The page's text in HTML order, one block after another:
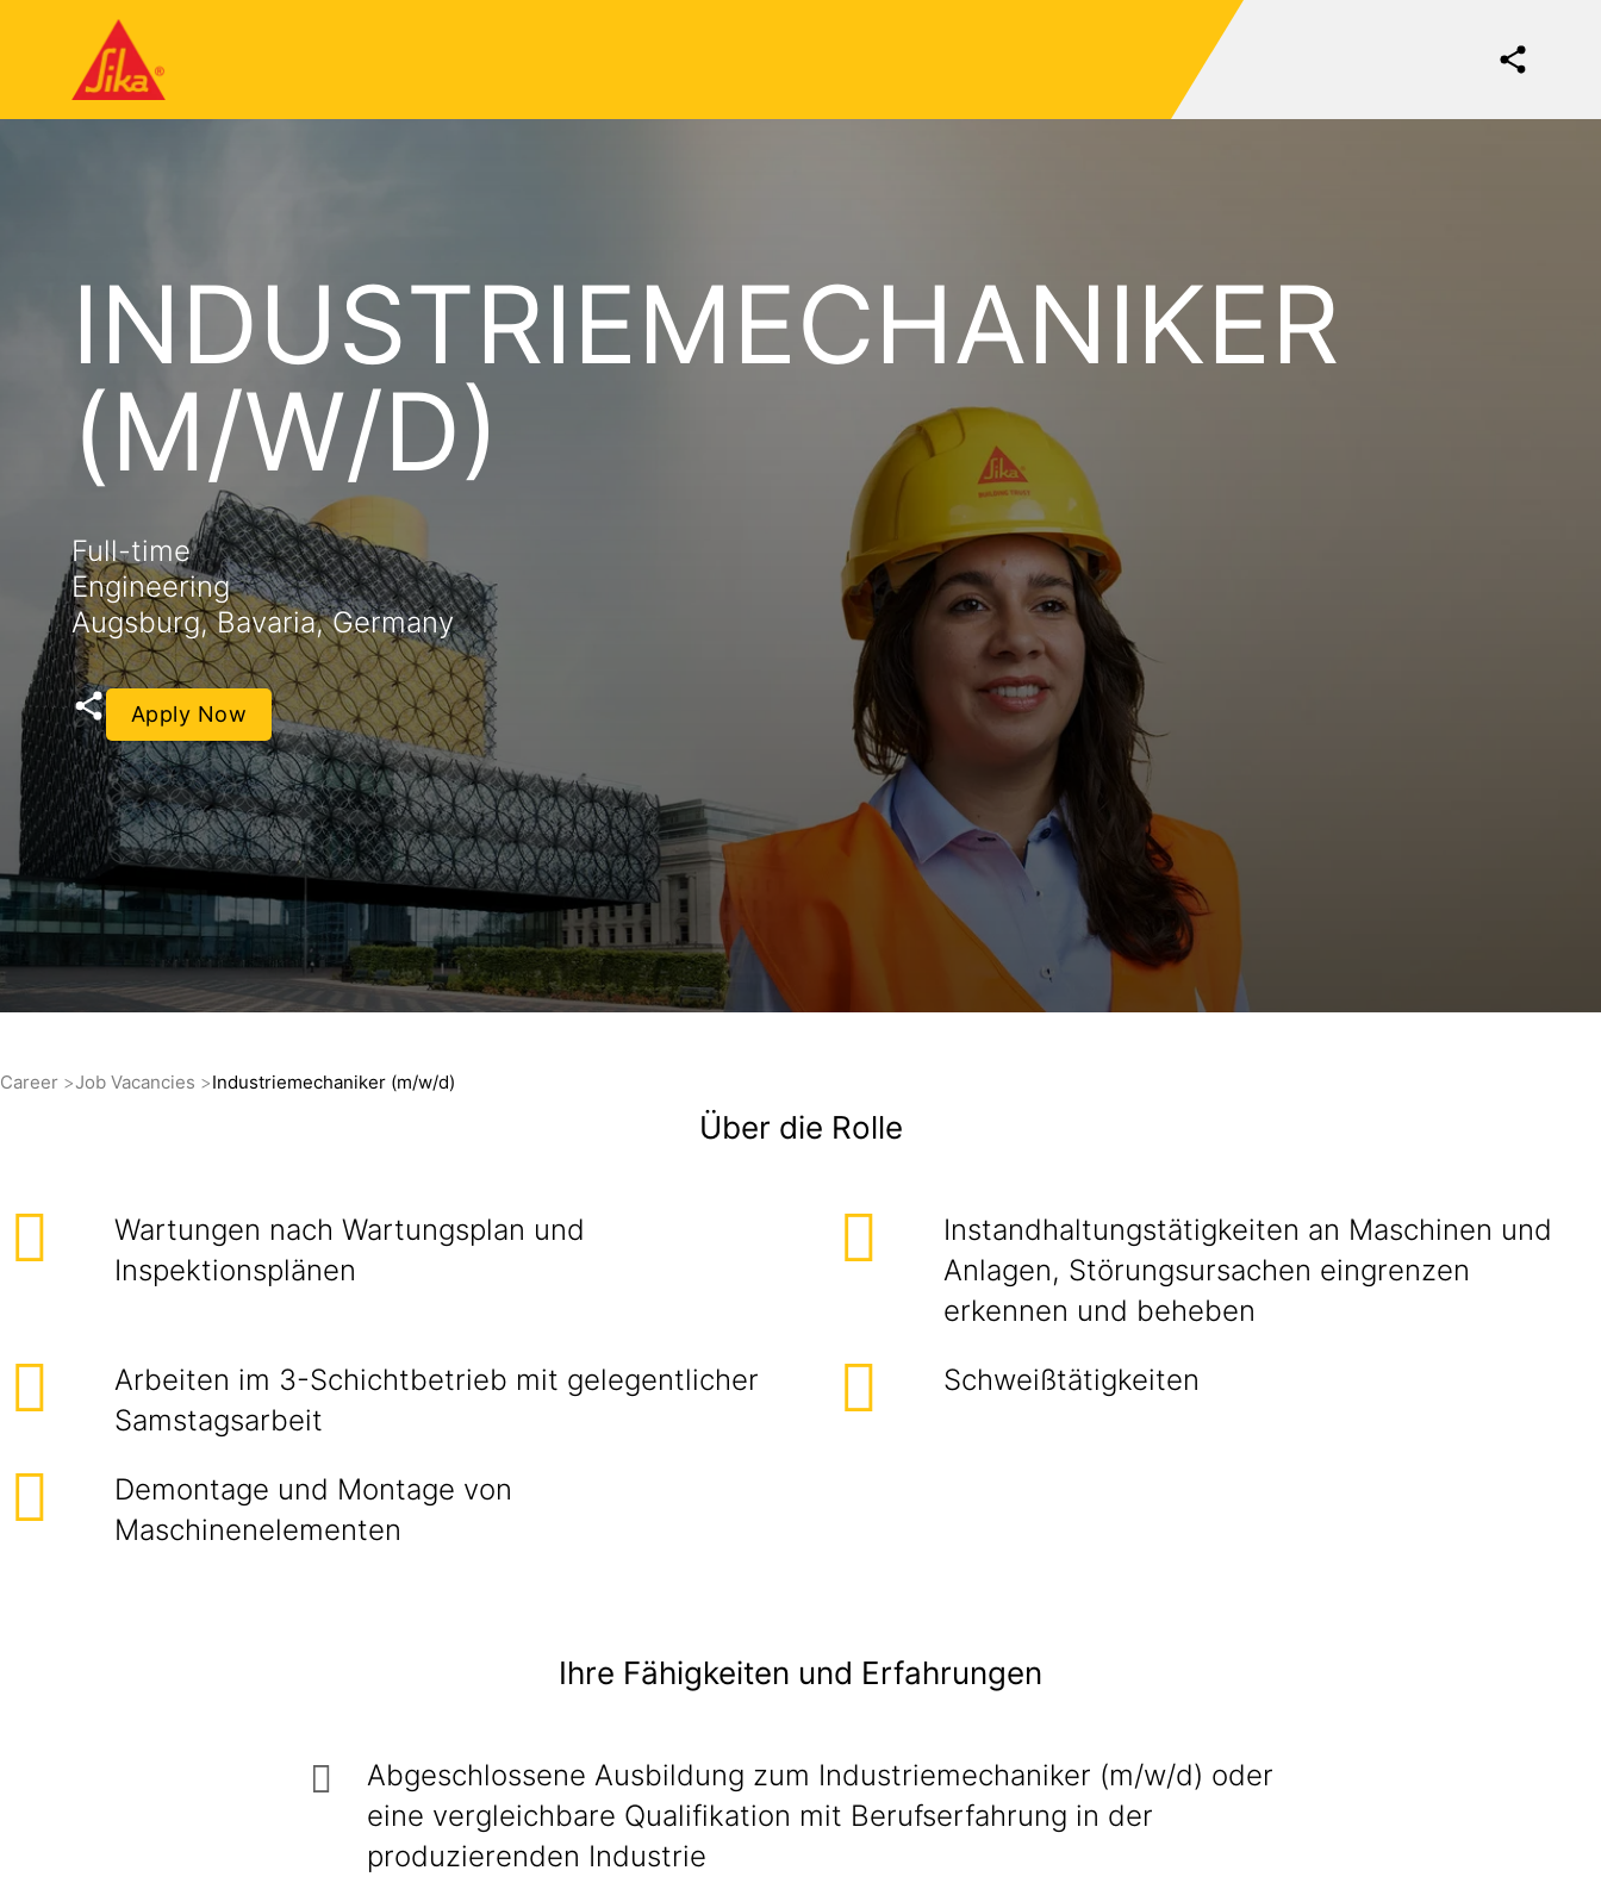
INDUSTRIEMECHANIKER
(M/W/D)
Full-time
Engineering
Augsburg, Bavaria, Germany
Apply Now
Career Job Vacancies Industriemechaniker (m/w/d)
Über die Rolle
Wartungen nach Wartungsplan und
Inspektionsplänen
Instandhaltungstätigkeiten an Maschinen und
Anlagen, Störungsursachen eingrenzen
erkennen und beheben
Arbeiten im 3-Schichtbetrieb mit gelegentlicher
Samstagsarbeit
Schweißtätigkeiten
Demontage und Montage von
Maschinenelementen
Ihre Fähigkeiten und Erfahrungen
Abgeschlossene Ausbildung zum Industriemechaniker (m/w/d) oder
eine vergleichbare Qualifikation mit Berufserfahrung in der
produzierenden Industrie